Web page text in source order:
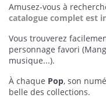
Amusez-vous à
catalogue complet est
Vous trouverez
personnage favori
musique...).
À chaque Pop, son
belle des collections.